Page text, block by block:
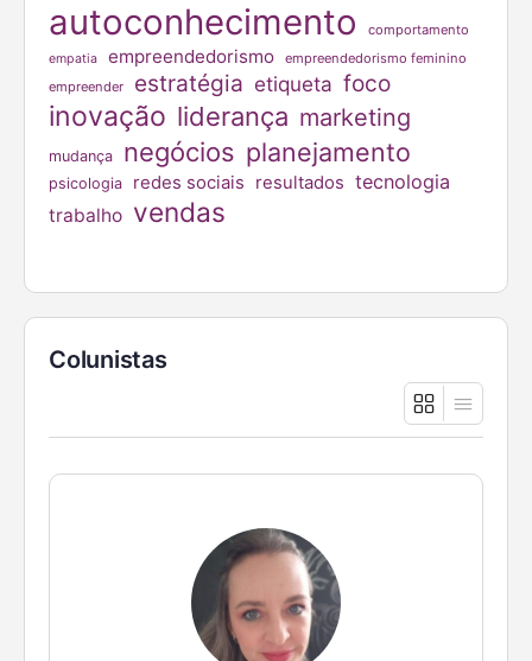
autoconhecimento comportamento
empatia empreendedorismo
empreendedorismo feminino
empreender
estratégia etiqueta foco
inovação liderança marketing
mudança negócios planejamento
psicologia redes sociais resultados tecnologia
trabalho vendas
Colunistas